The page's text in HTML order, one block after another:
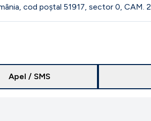
cod poștal 51917, sector 0, CAM. 2
Apel / SMS